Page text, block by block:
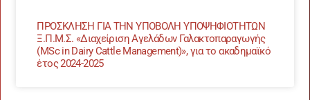
ΠΡΟΣΚΛΗΣΗ ΓΙΑ ΤΗΝ ΥΠΟΒΟΛΗ ΥΠΟΨΗΦΙΟΤΗΤΩΝ
Ξ.Π.Μ.Σ. «Διαχείριση Αγελάδων Γαλακτοπαραγωγής
(MSc in Dairy Cattle Management)», για το ακαδημαϊκό
έτος 2024-2025